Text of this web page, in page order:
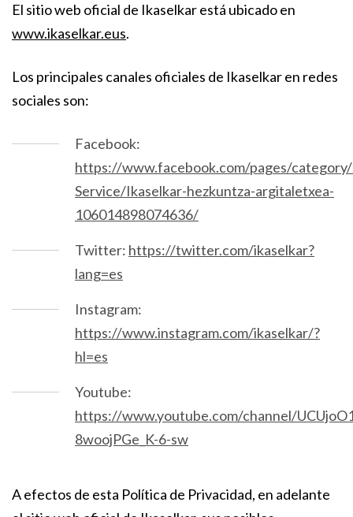
El sitio web oficial de Ikaselkar está ubicado en
www.ikaselkar.eus.
Los principales canales oficiales de Ikaselkar en redes
sociales son:
Facebook:
https://www.facebook.com/pages/
Service/Ikaselkar-hezkuntza-argitaletxea-
106014898074636/
Twitter: https://twitter.com/ikaselkar?
lang=es
Instagram:
https://www.instagram.com/ikaselkar/?
hl=es
Youtube:
https://www.youtube.com/channel/
8woojPGe_K-6-sw
A efectos de esta Política de Privacidad, en adelante